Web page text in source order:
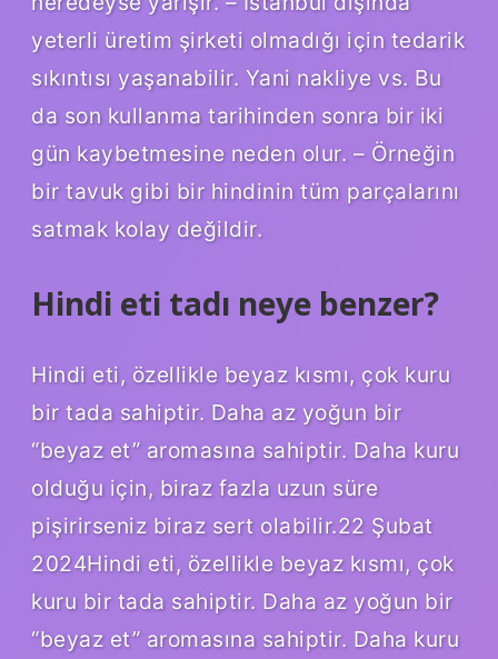
yeterli üretim şirketi olmadığı için tedarik
sıkıntısı yaşanabilir. Yani nakliye vs. Bu
da son kullanma tarihinden sonra bir iki
gün kaybetmesine neden olur. – Örneğin
bir tavuk gibi bir hindinin tüm parçalarını
satmak kolay değildir.
Hindi eti tadı neye benzer?
Hindi eti, özellikle beyaz kısmı, çok kuru
bir tada sahiptir. Daha az yoğun bir
“beyaz et” aromasına sahiptir. Daha kuru
olduğu için, biraz fazla uzun süre
pişirirseniz biraz sert olabilir.22 Şubat
2024Hindi eti, özellikle beyaz kısmı, çok
kuru bir tada sahiptir. Daha az yoğun bir
“beyaz et” aromasına sahiptir. Daha kuru